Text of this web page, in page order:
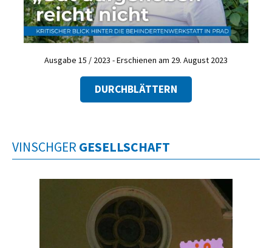
Ausgabe 15 / 2023 - Erschienen am 29. August 2023
DURCHBLÄTTERN
VINSCHGER GESELLSCHAFT